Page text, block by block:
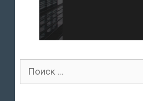
Поиск